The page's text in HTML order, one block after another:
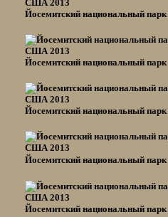
Йосемитский национальный парк
Йосемитский национальный парк
Йосемитский национальный парк
Йосемитский национальный парк
Йосемитский национальный парк